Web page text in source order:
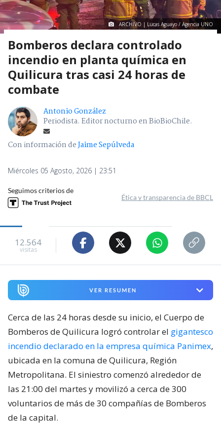
ARCHIVO | Lucas Aguayo / Agencia UNO
Bomberos declara controlado
incendio en planta química en
Quilicura tras casi 24 horas de
combate
Antonio González
Periodista. Editor nocturno en BioBioChile.
Con información deJaime Sepúlveda
Miércoles 05 Agosto, 2026 | 23:51
Seguimos criterios de
Ética y transparencia de BBCL
12.564
visitas
VER RESUMEN
Cerca de las 24 horas desde su inicio, el Cuerpo de
Bomberos de Quilicura logró controlar el gigantesco
incendio declarado en la empresa química Panimex,
ubicada en la comuna de Quilicura, Región
Metropolitana. El siniestro comenzó alrededor de
las 21:00 del martes y movilizó a cerca de 300
voluntarios de más de 30 compañías de Bomberos
de la capital.